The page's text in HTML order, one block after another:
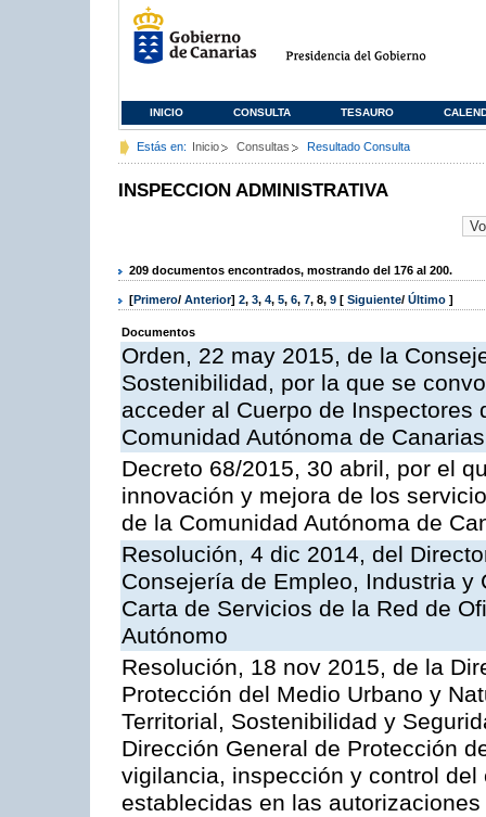
INICIO CONSULTA TESAURO
Estás en: Inicio Consultas Resultado Consulta
INSPECCION ADMINISTRATIVA
209 documentos encontrados, mostrando del 176 al 200.
[Primero/ Anterior] 2, 3, 4, 5, 6, 7, 8, 9 [ Siguiente/ Último ]
Documentos
Orden, 22 may 2015, de la
Sostenibilidad, por la que se
acceder al Cuerpo de
Comunidad Autónoma de Canarias
Decreto 68/2015, 30 abril, por el
innovación y mejora de los
de la Comunidad Autónoma de
Resolución, 4 dic 2014, del
Consejería de Empleo, Industria
Carta de Servicios de la Red de
Autónomo
Resolución, 18 nov 2015, de la
Protección del Medio Urbano y
Territorial, Sostenibilidad y
Dirección General de Protección
vigilancia, inspección y control
establecidas en las